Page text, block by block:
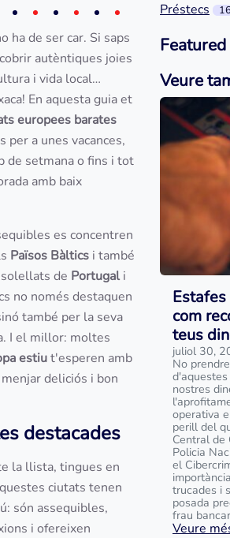
ha de ser car. Si saps
autèntiques joies
i vida local…
En aquesta guia et
europees barates
per a unes vacances,
de setmana o fins i tot
amb baix
es concentren
Països Bàltics i també
de Portugali
no només destaquen
també per la seva
I el millor: moltes
estiut'esperen amb
deliciós i bon
destacades
la llista, tingues en
ciutats tenen
són assequibles,
i ofereixen
Préstecs
Veure
com
teus
juliol 30,
No
nostres
operativa
perill del
Central de
Policia
el
trucades i
posada
frau
Veure